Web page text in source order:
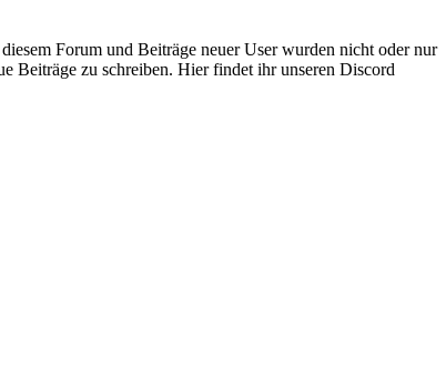
Forum und Beiträge neuer User wurden nicht oder nur
Beiträge zu schreiben. Hier findet ihr unseren Discord